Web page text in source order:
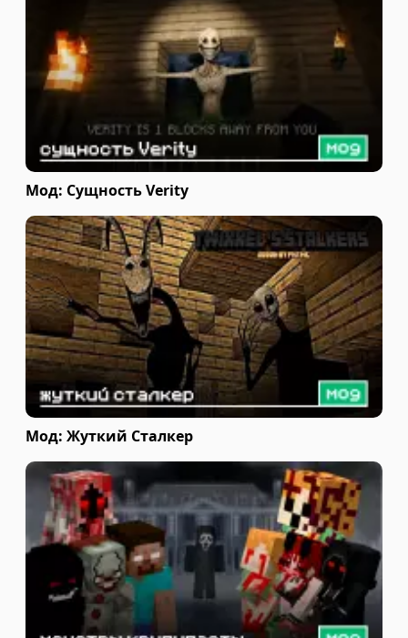
Мод: Сущность Verity
Мод: Жуткий Сталкер